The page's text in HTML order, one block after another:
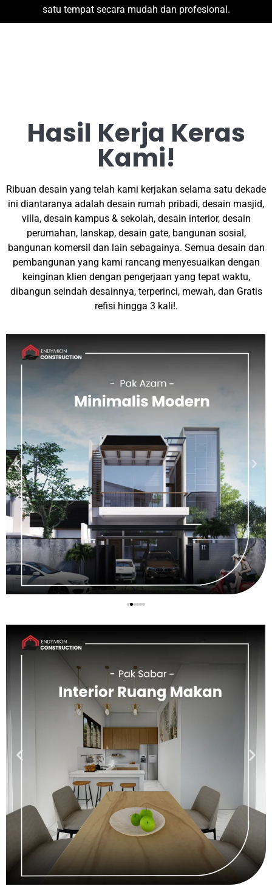
satu tempat secara mudah dan profesional.
Hasil Kerja Keras
Kami!
Ribuan desain yang telah kami kerjakan selama satu dekade
ini diantaranya adalah desain rumah pribadi, desain masjid,
villa, desain kampus & sekolah, desain interior, desain
perumahan, lanskap, desain gate, bangunan sosial,
bangunan komersil dan lain sebagainya. Semua desain dan
pembangunan yang kami rancang menyesuaikan dengan
keinginan klien dengan pengerjaan yang tepat waktu,
dibangun seindah desainnya, terperinci, mewah, dan Gratis
refisi hingga 3 kali!.